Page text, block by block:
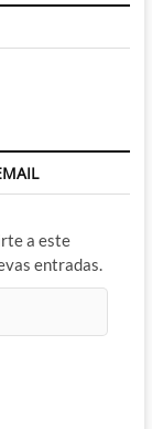
a este
entradas.